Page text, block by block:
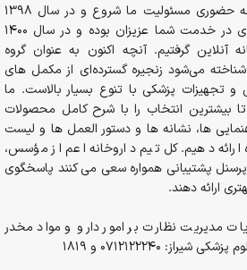
از سال 1394در قالب داروخانه حضوری مسئولیت ما شروع و در سال 1398
داروخانه به صورت شبانه روزی در خدمت شما عزیزان بوده و در سال 1400
آنلاین گرفتیم. آنچه اکنون به عنوان گروه
شناخته می‌شود زنجیره گسترده‌ای از مکمل های
و تجهیزات پزشکی با تنوع بسیار بالاست. ما
بیشترین انتخاب را با شرح کامل محصولات
ها، نشانه ها و دستور العمل ها و لیست
ارائه دهیم. کل تیم داروخانه اعم از مؤسس،
پشتیبانی همواره سعی می کنند پاسخگوی
ارائه دهند.
مدیریت نظارت بر امور دارو و مواد مخدر
0712122240 و 1819